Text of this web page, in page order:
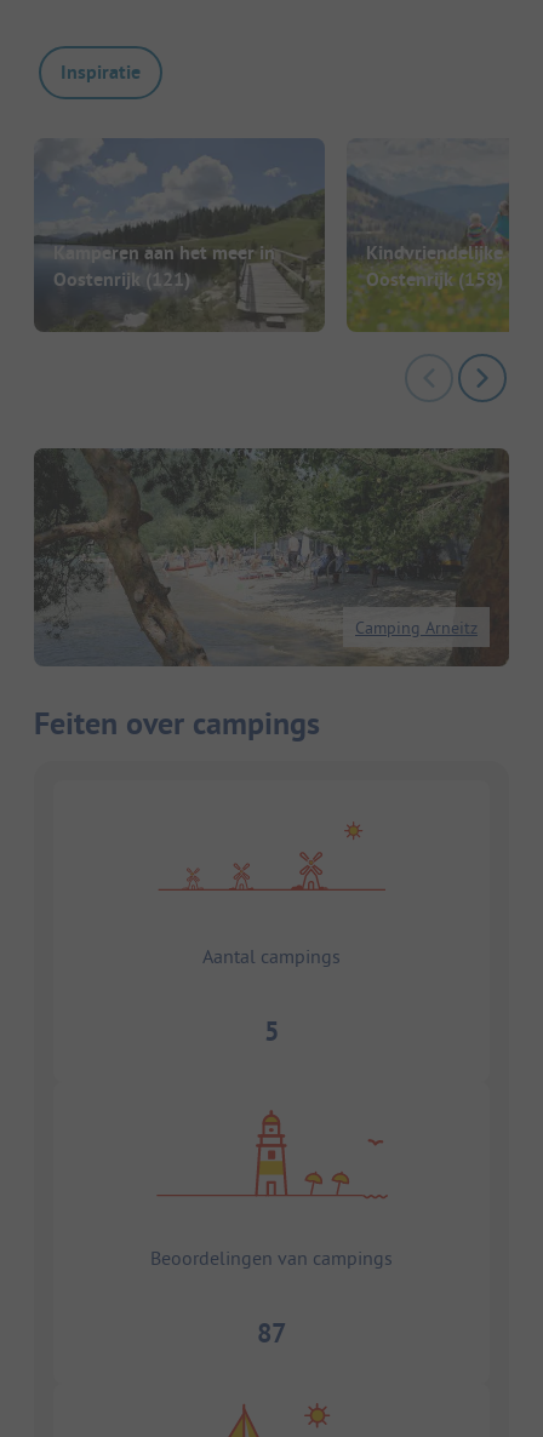
Inspiratie
Kamperen aan het meer in
Oostenrijk (121)
Kindvriendelijke
Oostenrijk(158)
Camping Arneitz
Feiten over campings
Aantal campings
5
Beoordelingen van campings
87